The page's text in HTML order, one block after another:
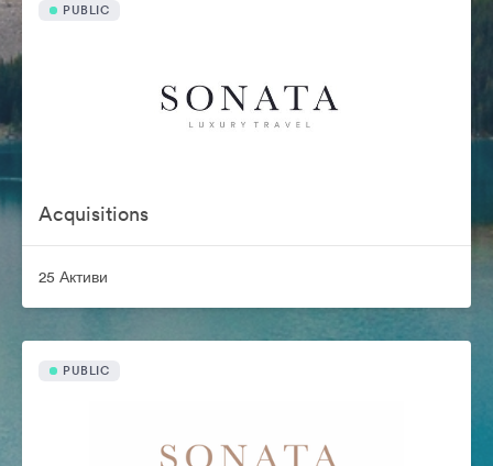
PUBLIC
Acquisitions
25 Активи
PUBLIC